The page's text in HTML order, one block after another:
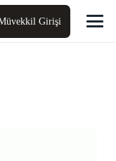
Girişi